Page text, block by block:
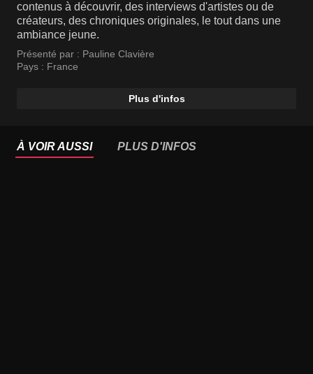
contenus à découvrir, des interviews d'artistes ou de
créateurs, des chroniques originales, le tout dans une
ambiance jeune.
Présenté par : Pauline Clavière
Pays : France
Plus d'infos
À VOIR AUSSI PLUS D'INFOS